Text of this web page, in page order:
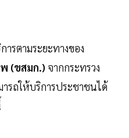
ารตามระยะทางของ
(ขสมก.) จากกระทรวง
ารถให้บริการประชาชนได้